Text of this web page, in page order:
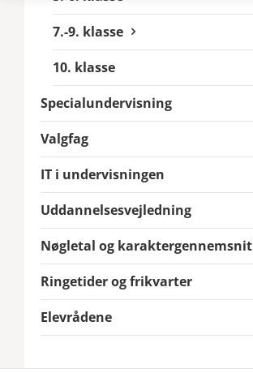
7.-9. klasse
10. klasse
Specialundervisning
Valgfag
IT i undervisningen
Uddannelsesvejledning
Nøgletal og karaktergennemsnit
Ringetider og frikvarter
Elevrådene